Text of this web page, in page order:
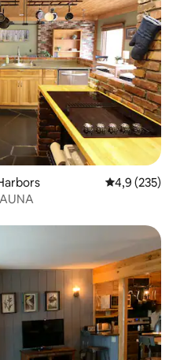
4,9 (235)